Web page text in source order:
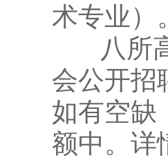
术专业）
八所高
会公开招
如有空缺
额中。详